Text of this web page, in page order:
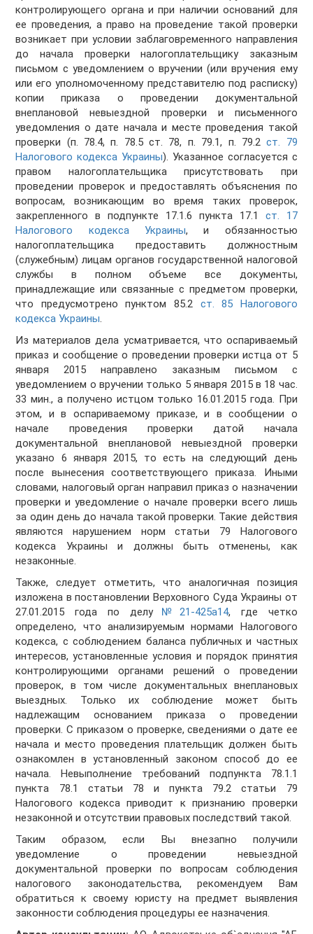
контролирующего органа и при наличии оснований для
ее проведения, а право на проведение такой проверки
возникает при условии заблаговременного направления
до начала проверки налогоплательщику заказным
письмом с уведомлением о вручении (или вручения ему
или его уполномоченному представителю под расписку)
копии приказа о проведении документальной
внеплановой невыездной проверки и письменного
уведомления о дате начала и месте проведения такой
проверки (п. 78.4, п. 78.5 ст. 78, п. 79.1, п. 79.2ст. 79
Налогового кодекса Украины). Указанное согласуется с
правом налогоплательщика присутствовать при
проведении проверок и предоставлять объяснения по
вопросам, возникающим во время таких проверок,
закрепленного в подпункте 17.1.6 пункта 17.1 ст. 17
Налогового кодекса Украины, и обязанностью
налогоплательщика предоставить должностным
(служебным) лицам органов государственной налоговой
службы в полном объеме все документы,
принадлежащие или связанные с предметом проверки,
что предусмотрено пунктом 85.2 ст. 85 Налогового
кодекса Украины.
Из материалов дела усматривается, что оспариваемый
приказ и сообщение о проведении проверки истца от 5
января 2015 направлено заказным письмом с
уведомлением о вручении только 5 января 2015 в 18 час.
33 мин., а получено истцом только 16.01.2015 года. При
этом, и в оспариваемому приказе, и в сообщении о
начале проведения проверки датой начала
документальной внеплановой невыездной проверки
указано 6 января 2015, то есть на следующий день
после вынесения соответствующего приказа. Иными
словами, налоговый орган направил приказ о назначении
проверки и уведомление о начале проверки всего лишь
за один день до начала такой проверки. Такие действия
являются нарушением норм статьи 79 Налогового
кодекса Украины и должны быть отменены, как
незаконные.
Также, следует отметить, что аналогичная позиция
изложена в постановлении Верховного Суда Украины от
27.01.2015 года по делу№21-425а14, где четко
определено, что анализируемым нормами Налогового
кодекса, с соблюдением баланса публичных и частных
интересов, установленные условия и порядок принятия
контролирующими органами решений о проведении
проверок, в том числе документальных внеплановых
выездных. Только их соблюдение может быть
надлежащим основанием приказа о проведении
проверки. С приказом о проверке, сведениями о дате ее
начала и место проведения плательщик должен быть
ознакомлен в установленный законом способ до ее
начала. Невыполнение требований подпункта 78.1.1
пункта 78.1 статьи 78 и пункта 79.2 статьи 79
Налогового кодекса приводит к признанию проверки
незаконной и отсутствии правовых последствий такой.
Таким образом, если Вы внезапно получили
уведомление о проведении невыездной
документальной проверки по вопросам соблюдения
налогового законодательства, рекомендуем Вам
обратиться к своему юристу на предмет выявления
законности соблюдения процедуры ее назначения.